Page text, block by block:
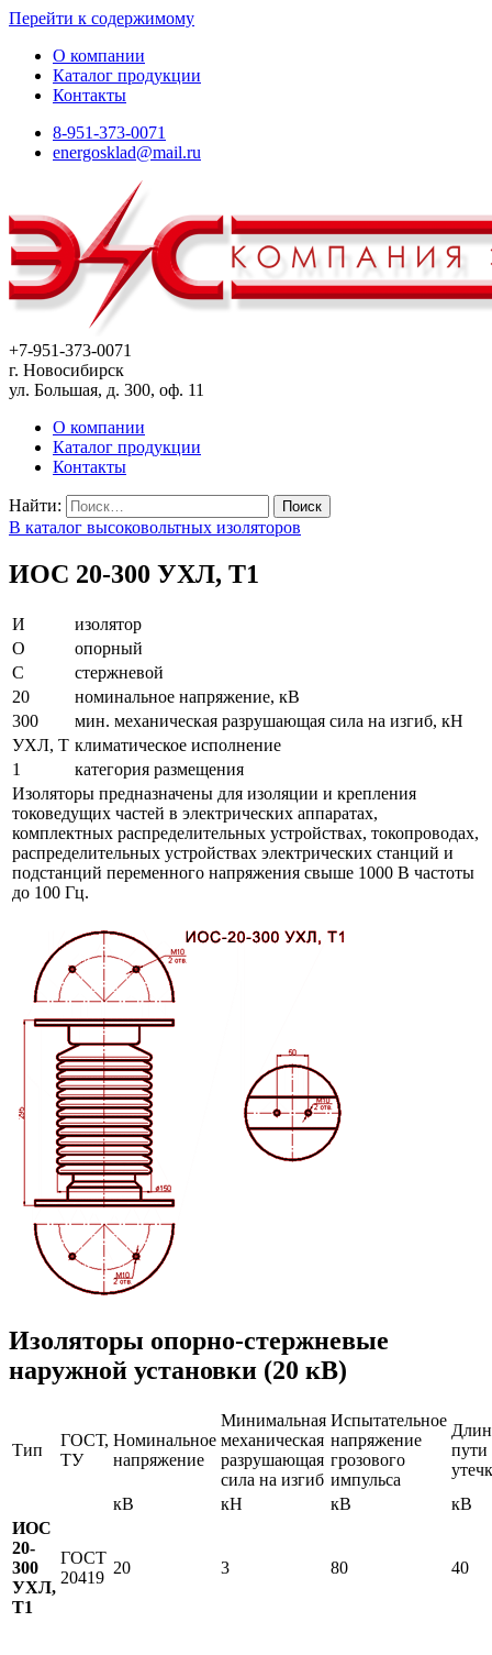
Перейти к содержимому
О компании
Каталог продукции
Контакты
8-951-373-0071
energosklad@mail.ru
+7-951-373-0071
г. Новосибирск
ул. Большая, д. 300, оф. 11
О компании
Каталог продукции
Контакты
Найти:
В каталог высоковольтных изоляторов
ИОС 20-300 УХЛ, Т1
И
изолятор
О
опорный
С
стержневой
20
номинальное напряжение, кВ
300
мин. механическая разрушающая сила на изгиб, кН
УХЛ, Т климатическое исполнение
1
категория размещения
Изоляторы предназначены для изоляции и крепления
токоведущих частей в электрических аппаратах,
комплектных распределительных устройствах, токопроводах,
распределительных устройствах электрических станций и
подстанций переменного напряжения свыше 1000 В частоты
до 100 Гц.
Изоляторы опорно-стержневые
наружной установки (20 кВ)
Тип
ГОСТ,
ТУ
Номинальное
напряжение
Минимальная
механическая
разрушающая
сила на изгиб
Испытательное
напряжение
грозового
импульса
пути
кВ
кН кВ
кВ
ИОС
20-
300
УХЛ,
Т1
ГОСТ
20419
20 3 80 40